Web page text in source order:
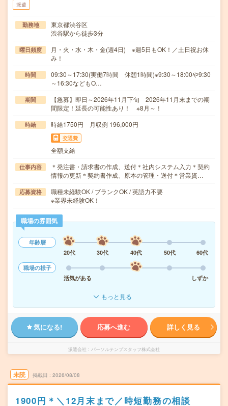
派遣
勤務地
東京都渋谷区
渋谷駅から徒歩3分
曜日頻度
月・火・水・木・金(週4日) ※週5日もOK！／土日祝お休
み！
時間
09:30～17:30(実働7時間 休憩1時間)※9:30～18:00や9:30
～16:30などもO…
期間
【急募】即日～2026年11月下旬 2026年11月末までの期
間限定！延長の可能性あり！ ※8月～！
時給 時給1750円 月収例 196,000円
交通費
全額支給
仕事内容
＊発注書・請求書の作成、送付＊社内システム入力＊契約
情報の更新＊契約書作成、原本の管理・送付＊営業資…
応募資格
職種未経験OK / ブランクOK / 英語力不要
※業界未経験OK！
職場の雰囲気
年齢層
20代
30代 40代 50代
60代
職場の様子
活気がある
しずか
もっと見る
気になる! 応募へ進む 詳しく見る
派遣会社 パーソルテンプスタッフ株式会社
未読 掲載日 2026/08/08
1900円＊＼12月末まで／時短勤務の相談